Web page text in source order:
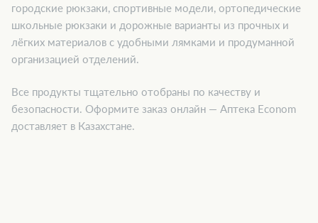
городские рюкзаки, спортивные модели, ортопедические
школьные рюкзаки и дорожные варианты из прочных и
лёгких материалов с удобными лямками и продуманной
организацией отделений.
Все продукты тщательно отобраны по качеству и
безопасности. Оформите заказ онлайн — Аптека Econom
доставляет в Казахстане.